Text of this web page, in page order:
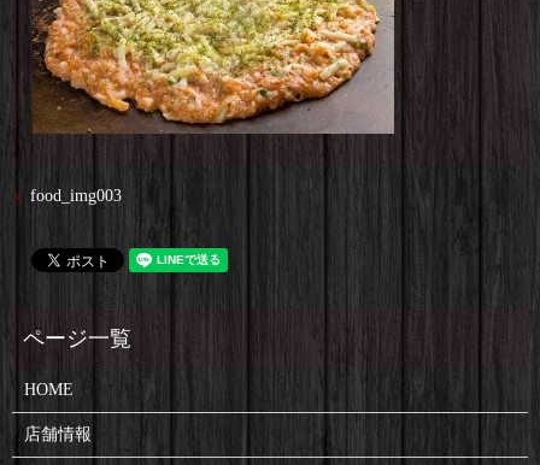
food_img003
HOME
店舗情報